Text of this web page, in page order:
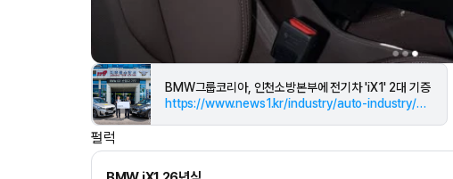
BMW그룹코리아, 인천소방본부에 전기차 'iX1' 2대 기증
https://www.news1.kr/industry/auto-industry/6166773
펄럭